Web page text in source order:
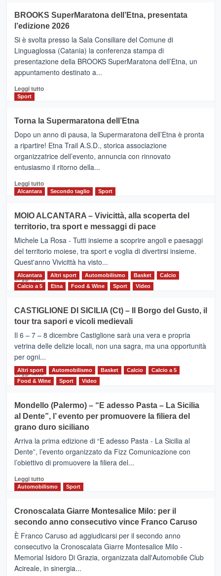
con
la
Al
via
i
collegamenti
BROOKS SuperMaratona dell’Etna, presentata
l’edizione 2026
Si è svolta presso la Sala Consiliare del Comune di
Linguaglossa (Catania) la conferenza stampa di
presentazione della BROOKS SuperMaratona dell’Etna, un
appuntamento destinato a...
Leggi tuttoLeggi
BROOKS
SuperMaratona
dell’Etna,
presentata
l’edizione
2026
Sport
Torna la Supermaratona dell’Etna
Dopo un anno di pausa, la Supermaratona dell’Etna è pronta
a ripartire! Etna Trail A.S.D., storica associazione
organizzatrice dell’evento, annuncia con rinnovato
entusiasmo il ritorno della...
Leggi tuttoLeggi
Torna
la
Supermaratona
dell’Etna
Alcantara Secondo taglio Sport
MOIO ALCANTARA – Vivicittà, alla scoperta del
territorio, tra sport e messaggi di pace
Michele La Rosa - Tutti insieme a scoprire angoli e paesaggi
del territorio moiese, tra sport e voglia di divertirsi insieme.
Quest'anno Vivicittà ha visto...
Leggi tutto Leggi
MOIO
ALCANTARA
–
Vivicittà,
alla
scoperta
del
territorio,
e
messaggi
di
Alcantara Altri sport Automobilismo Basket
Calcio
Calcio a 5
Etna Food & Wine Sport Video
CASTIGLIONE DI SICILIA (Ct) – Il Borgo del Gusto, il
tour tra sapori e vicoli medievali
Il 6 – 7 – 8 dicembre Castiglione sarà una vera e propria
vetrina delle delizie locali, non una sagra, ma una opportunità
per ogni...
Leggi tuttoLeggi
di
CASTIGLIONE
DI
SICILIA
(Ct)
–
Il
Borgo
Gusto,
il
tra
sapori
vicoli
medievali
Altri sport Automobilismo Basket Calcio
Calcio a 5
Food & Wine
Sport Video
Mondello (Palermo) – “E adesso Pasta – La Sicilia
al Dente”, l’ evento per promuovere la filiera del
grano duro siciliano
Arriva la prima edizione di “E adesso Pasta - La Sicilia al
Dente”, l’evento organizzato da Fizz Comunicazione con
l’obiettivo di promuovere la filiera del...
Leggi tuttoLeggi
di
Mondello
(Palermo)
–
“E
adesso
Pasta
–
Automobilismo Sport
Cronoscalata Giarre Montesalice Milo: per il
secondo anno consecutivo vince Franco Caruso
È Franco Caruso ad aggiudicarsi per il secondo anno
consecutivo la Cronoscalata Giarre Montesalice Milo -
Memorial Isidoro Di Grazia, organizzata dall'Automobile Club
Acireale, in sinergia...